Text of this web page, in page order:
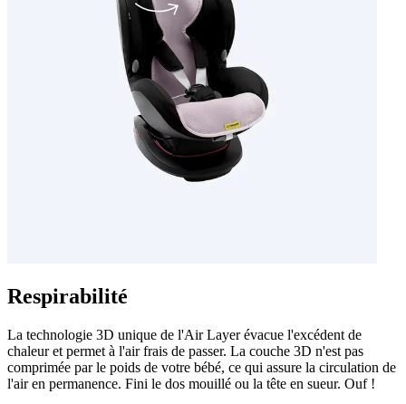
Respirabilité
La technologie 3D unique de l'Air Layer évacue l'excédent de
chaleur et permet à l'air frais de passer. La couche 3D n'est pas
comprimée par le poids de votre bébé, ce qui assure la circulation de
l'air en permanence. Fini le dos mouillé ou la tête en sueur. Ouf !